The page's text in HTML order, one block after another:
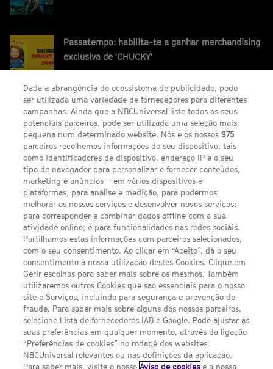
Passatempo: habilita-te a ganhar merchandising
exclusiva de 'CHUCKY'
SEGUE-NOS
FACEBOOK
TWITTER
YOUTUBEINSTAGRAM
LINKS ÚTEIS
Escolhas de Anúncios
Política de privacidade
Termos E Condições
FILMES
UMA DIVISÃO DA NBCUNIVERSAL
Dada a abrangência do ecossistema de publicidade, pode
ser utilizada uma variedade de fornecedores para diferentes
campanhas. Ainda que a NBCUniversal liste todos os seus
potenciais parceiros, pode ser utilizada uma seleção mais
pequena num determinado website. Nós e os nossos975
parceiros recolhemos informações do seu dispositivo, tais
como identificadores de dispositivo, endereço IP e o seu
tipo de navegador para personalizar e fornecer conteúdos,
marketing e anúncios – em vários dispositivos e
plataformas; para análise e medição, para podermos
melhorar os nossos serviços e desenvolver novos serviços;
para corresponder e combinar dados offline com a sua
atividade online; e para funcionalidades nas redes sociais.
Partilhamos estas informações com parceiros selecionados,
com o seu consentimento. Ao clicar em “Aceito”, dá o seu
consentimento à nossa utilização destes Cookies. Clique em
Gerir escolhas para saber mais sobre os mesmos. Também
utilizaremos outros Cookies que são essenciais para o nosso
site e Serviços, incluindo para segurança e prevenção de
fraude. Para saber mais sobre alguns dos nossos parceiros,
selecione Lista de fornecedores IAB e Google. Pode ajustar as
suas preferências em qualquer momento, através da ligação
“Preferências de cookies” no rodapé dos websites
NBCUniversal relevantes ou nas definições da aplicação.
Para saber mais, visite o nossoAviso de cookies e a nossa